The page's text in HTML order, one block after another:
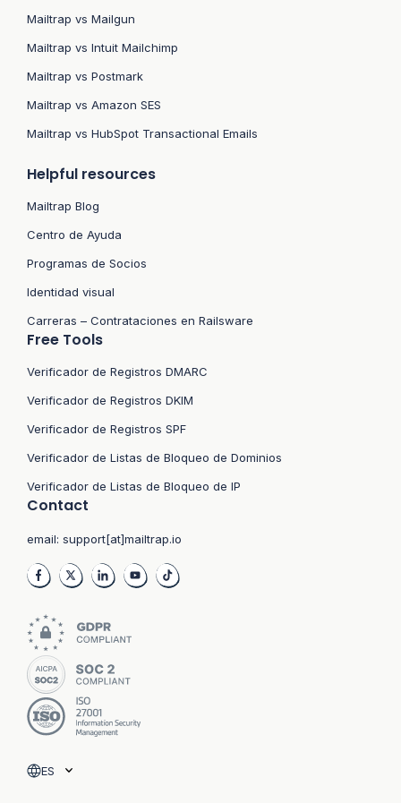
Mailtrap vs Mailgun
Mailtrap vs Intuit Mailchimp
Mailtrap vs Postmark
Mailtrap vs Amazon SES
Mailtrap vs HubSpot Transactional Emails
Helpful resources
Mailtrap Blog
Centro de Ayuda
Programas de Socios
Identidad visual
Carreras – Contrataciones en Railsware
Free Tools
Verificador de Registros DMARC
Verificador de Registros DKIM
Verificador de Registros SPF
Verificador de Listas de Bloqueo de Dominios
Verificador de Listas de Bloqueo de IP
Contact
email: support[at]mailtrap.io
ES